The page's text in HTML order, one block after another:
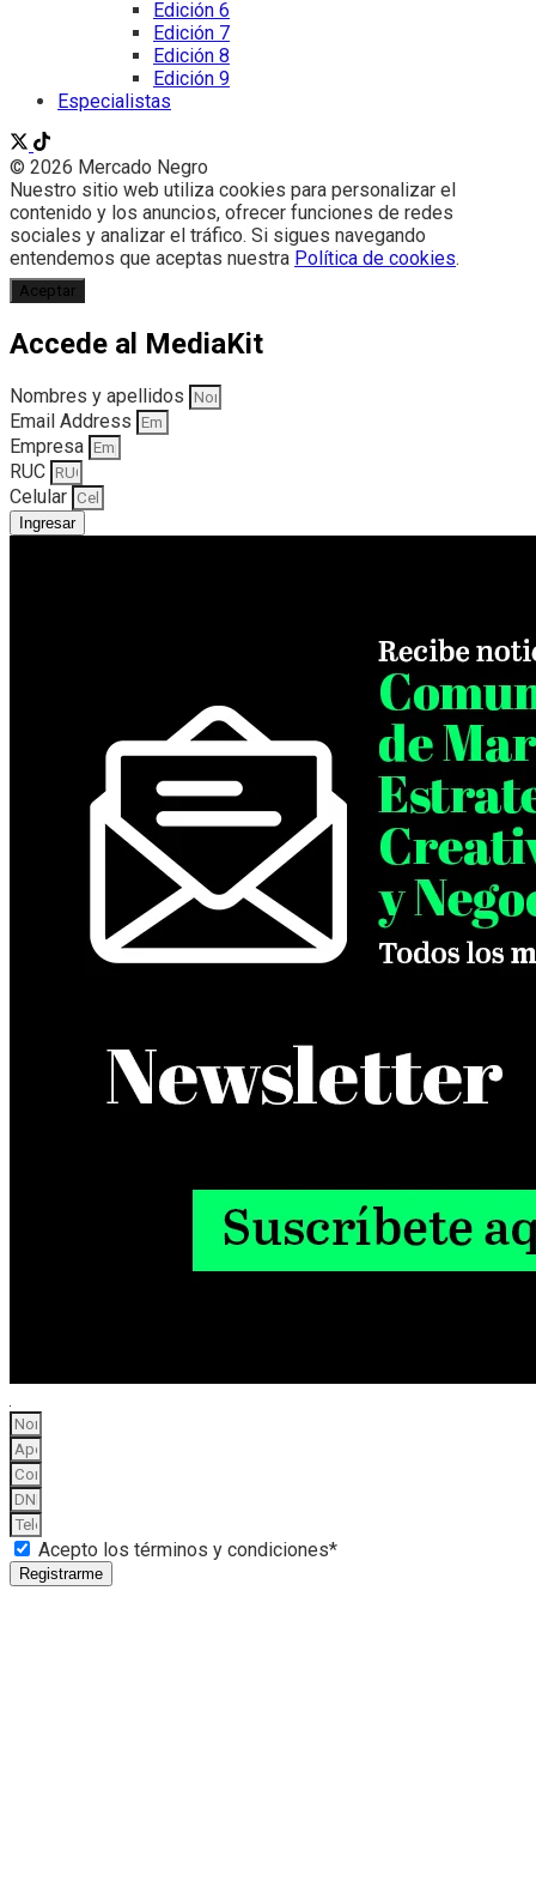
Edición 6
Edición 7
Edición 8
Edición 9
Especialistas
© 2026 Mercado Negro
Nuestro sitio web utiliza cookies para personalizar el
contenido y los anuncios, ofrecer funciones de redes
sociales y analizar el tráfico. Si sigues navegando
entendemos que aceptas nuestra Política de cookies.
Aceptar
Accede al MediaKit
Nombres y apellidos
Email Address
Empresa
RUC
Celular
Ingresar
Acepto los términos y condiciones*
Registrarme